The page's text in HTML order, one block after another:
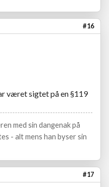
#16
været sigtet på en §119
med sin dangenak på
- alt mens han byser sin
#17